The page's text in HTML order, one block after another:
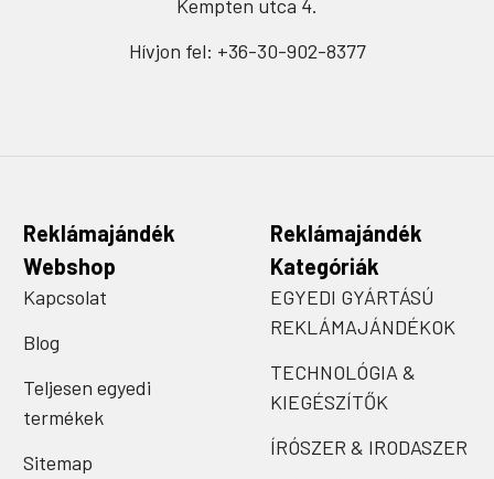
Kempten utca 4.
Hívjon fel: +36-30-902-8377
Reklámajándék
Webshop
Kapcsolat
Blog
Teljesen egyedi
termékek
Sitemap
Reklámajándék
Kategóriák
EGYEDI GYÁRTÁSÚ
REKLÁMAJÁNDÉKOK
TECHNOLÓGIA &
KIEGÉSZÍTŐK
ÍRÓSZER & IRODASZER